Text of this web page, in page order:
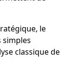
le
simples
classique de